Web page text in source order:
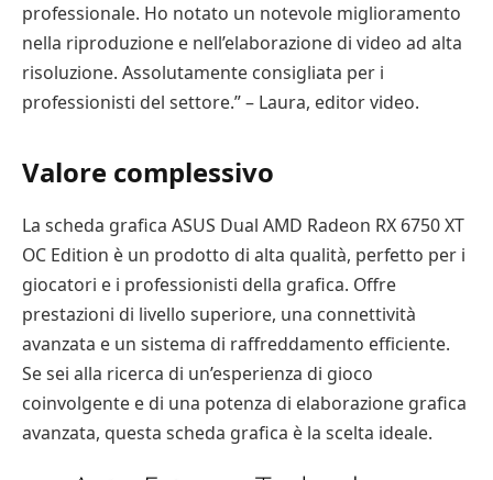
professionale. Ho notato un notevole miglioramento
nella riproduzione e nell’elaborazione di video ad alta
risoluzione. Assolutamente consigliata per i
professionisti del settore.” – Laura, editor video.
Valore complessivo
La scheda grafica ASUS Dual AMD Radeon RX 6750 XT
OC Edition è un prodotto di alta qualità, perfetto per i
giocatori e i professionisti della grafica. Offre
prestazioni di livello superiore, una connettività
avanzata e un sistema di raffreddamento efficiente.
Se sei alla ricerca di un’esperienza di gioco
coinvolgente e di una potenza di elaborazione grafica
avanzata, questa scheda grafica è la scelta ideale.